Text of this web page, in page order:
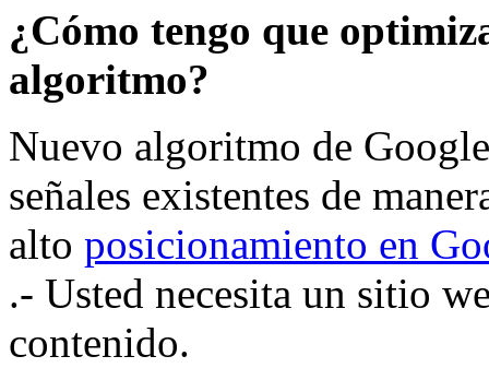
¿Cómo tengo que
algoritmo?
Nuevo algoritmo de
señales existentes de
alto posicionamiento en
.- Usted necesita un sitio
contenido.